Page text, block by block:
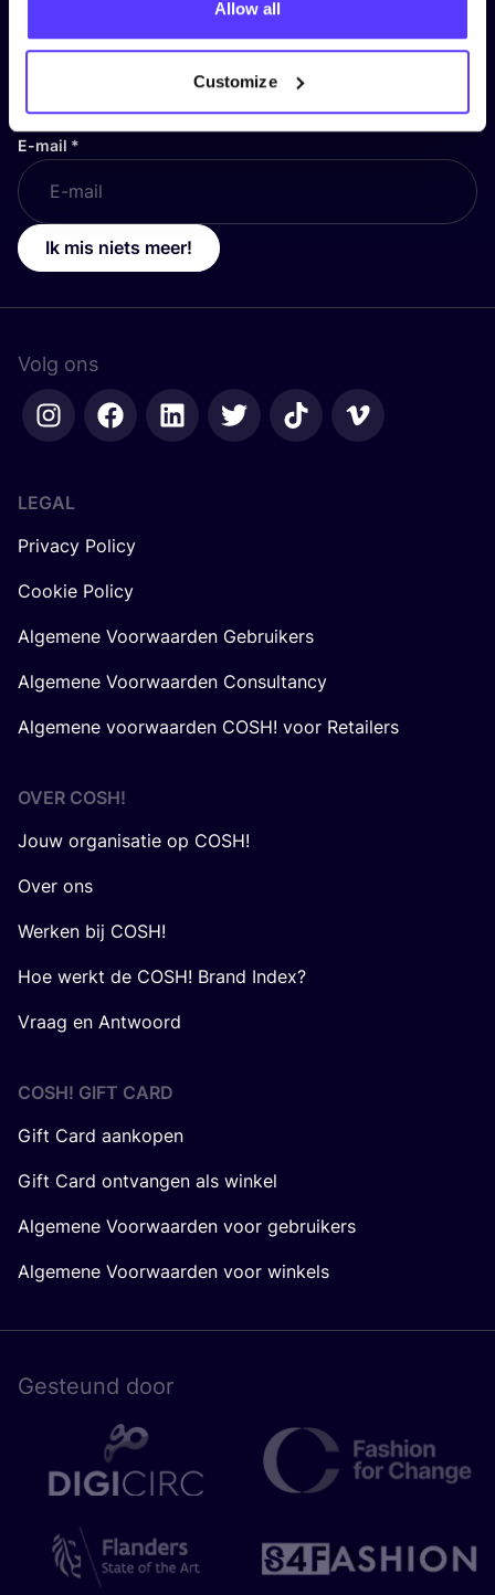
Allow all
Customize
Voornaam*
E-mail *
Ik mis niets meer!
Volg ons
LEGAL
Privacy Policy
Cookie Policy
Algemene Voorwaarden Gebruikers
Algemene Voorwaarden Consultancy
Algemene voorwaarden COSH! voor Retailers
OVER COSH!
Jouw organisatie op COSH!
Over ons
Werken bij COSH!
Hoe werkt de COSH! Brand Index?
Vraag en Antwoord
COSH! GIFT CARD
Gift Card aankopen
Gift Card ontvangen als winkel
Algemene Voorwaarden voor gebruikers
Algemene Voorwaarden voor winkels
Gesteund door